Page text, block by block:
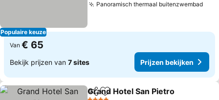
Populaire keuze
Panoramisch thermaal buitenzwembad
Van € 65
Bekijk prijzen van 7 sites Prijzen bekijken
DelenToevoegen aan favorieten
Grand Hotel San Pietro